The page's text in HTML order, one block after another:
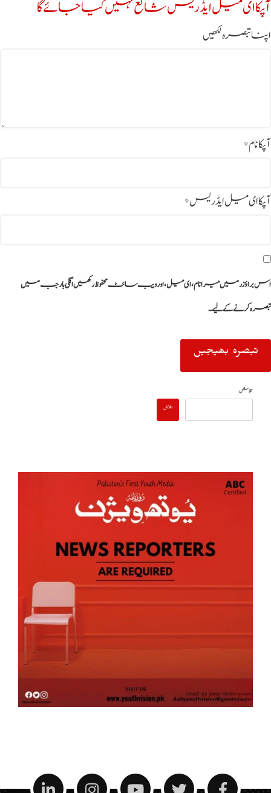
آپکا ای میل ایڈریس شائع نہیں کیا جائے گا
اپنا تبصرہ لکھیں
آپکا نام*
آپکا ای میل ایڈریس*
اس براؤزر میں میرا نام، ای میل، اور ویب سائٹ محفوظ رکھیں اگلی بار جب میں
تبصرہ کرنے کےلیے۔
تلاش
تلاش